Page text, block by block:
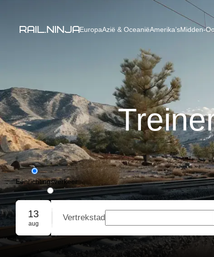
EuropaAzië & OceaniëAmerika’sMidden-
Eénrichtingsverkeer
Retourvlucht
Groepsreservering
13
aug
Vertrekstad